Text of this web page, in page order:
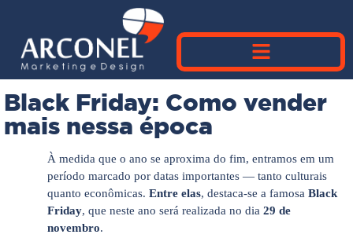
Black Friday: Como vender
mais nessa época
À medida que o ano se aproxima do fim, entramos em um
período marcado por datas importantes — tanto culturais
quanto econômicas. Entre elas, destaca-se a famosa Black
Friday, que neste ano será realizada no dia 29 de
novembro.